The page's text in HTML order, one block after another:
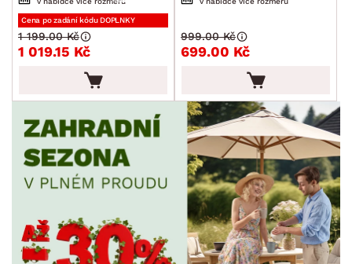
Cena po zadání kódu DOPLNKY
1 019.15 Kč
1 199.00 Kč
699.00 Kč
999.00 Kč